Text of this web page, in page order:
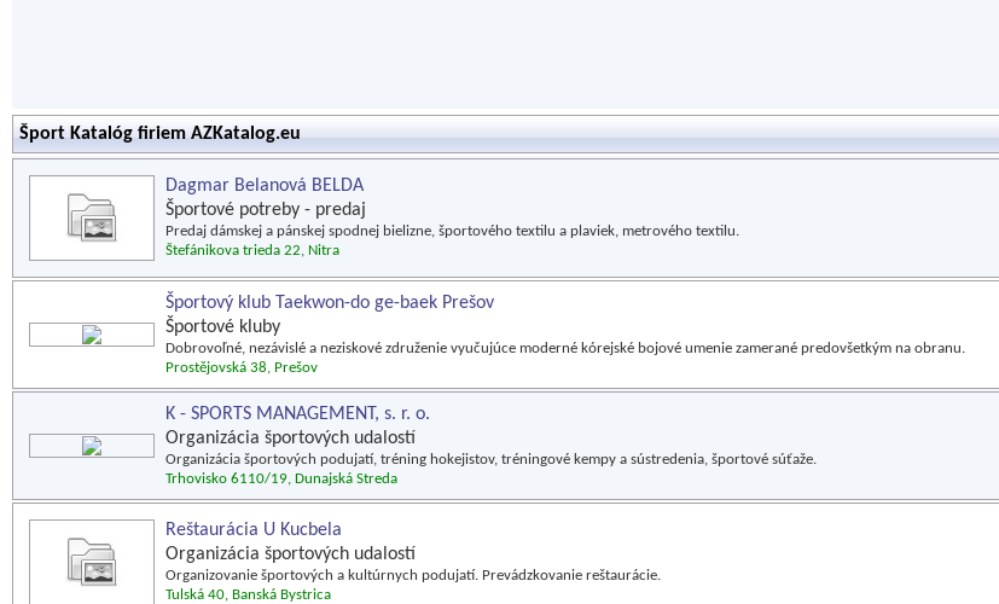
Šport Katalóg firiem AZKatalog.eu
Dagmar Belanová BELDA
Športové potreby - predaj
Predaj dámskej a pánskej spodnej bielizne, športového textilu a plaviek, metrového textilu.
Štefánikova trieda 22, Nitra
Športový klub Taekwon-do ge-baek Prešov
Športové kluby
Dobrovoľné, nezávislé a neziskové združenie vyučujúce moderné kórejské bojové umenie zamerané predovšetkým na obranu.
Prostějovská 38, Prešov
K - SPORTS MANAGEMENT, s. r. o.
Organizácia športových udalostí
Organizácia športových podujatí, tréning hokejistov, tréningové kempy a sústredenia, športové súťaže.
Trhovisko 6110/19, Dunajská Streda
Reštaurácia U Kucbela
Organizácia športových udalostí
Organizovanie športových a kultúrnych podujatí. Prevádzkovanie reštaurácie.
Tulská 40, Banská Bystrica